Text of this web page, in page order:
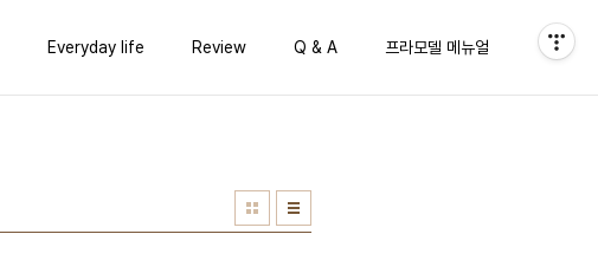
Everyday life Review Q & A 프라모델 메뉴얼